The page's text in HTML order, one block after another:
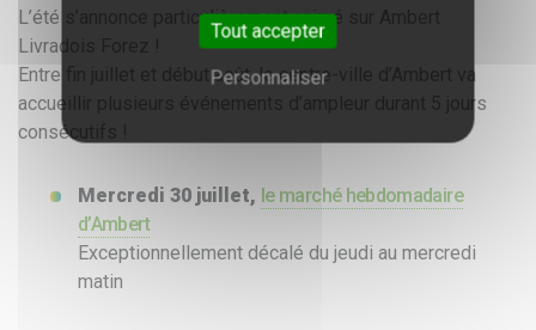
L’été s’annonce particulièrement animé sur Ambert
Livradois Forez !
Entre fin juillet et début août, le centre-ville d’Ambert va
accueillir plusieurs événements d’ampleur durant 5 jours
consécutifs !
Mercredi 30 juillet, le marché hebdomadaire
d’Ambert
Exceptionnellement décalé du jeudi au mercredi
matin
Tout accepter
Personnaliser